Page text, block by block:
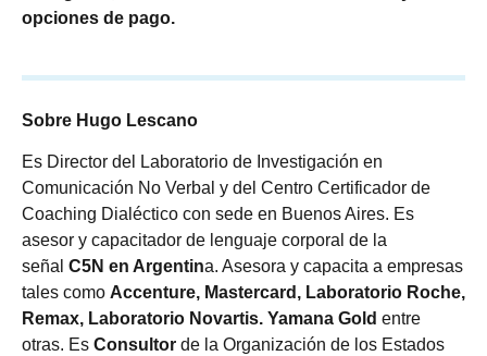
opciones de pago.
Sobre Hugo Lescano
Es Director del Laboratorio de Investigación en
Comunicación No Verbal y del Centro Certificador de
Coaching Dialéctico con sede en Buenos Aires. Es
asesor y capacitador de lenguaje corporal de la
señal C5N en Argentina. Asesora y capacita a empresas
tales como Accenture, Mastercard, Laboratorio Roche,
Remax, Laboratorio Novartis. Yamana Gold entre
otras. Es Consultor de la Organización de los Estados